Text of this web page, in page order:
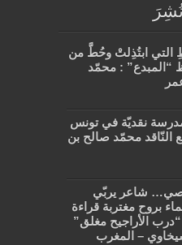
التي ابتُذِلتْ وحُطَّ من
“المبدع” : محمّد
نقديّة في تونس
النّاقد محمّد صالح بن
شاعر يربّي
بروح مغتربة قراءة
الأراجيح مغلق”
– المغرب